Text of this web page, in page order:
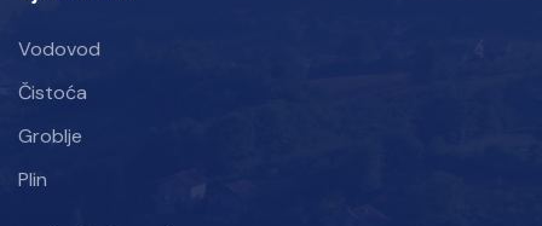
Vodovod
Čistoća
Groblje
Plin